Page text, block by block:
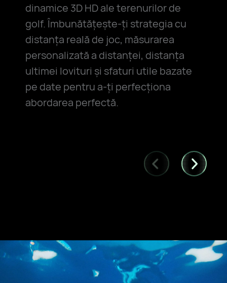
dinamice 3D HD ale terenurilor de
golf. Îmbunătățește-ți strategia cu
distanța reală de joc, măsurarea
personalizată a distanței, distanța
ultimei lovituri și sfaturi utile bazate
pe date pentru a-ți perfecționa
abordarea perfectă.